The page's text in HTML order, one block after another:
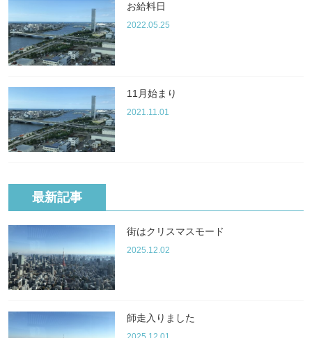
お給料日
2022.05.25
11月始まり
2021.11.01
最新記事
街はクリスマスモード
2025.12.02
師走入りました